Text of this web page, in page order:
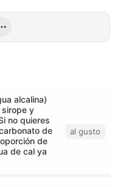
alcalina)
sirope y
no quieres
de
de
de cal ya
al gusto